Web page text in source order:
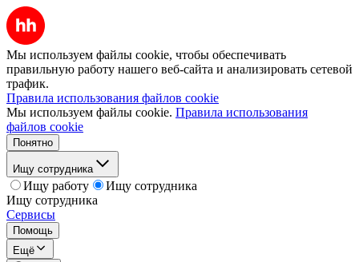
Мы используем файлы cookie, чтобы обеспечивать
правильную работу нашего веб-сайта и анализировать сетевой
трафик.
Правила использования файлов cookie
Мы используем файлы cookie. Правила использования
файлов cookie
Понятно
Ищу сотрудника
Ищу работу
Ищу сотрудника
Ищу сотрудника
Сервисы
Помощь
Ещё